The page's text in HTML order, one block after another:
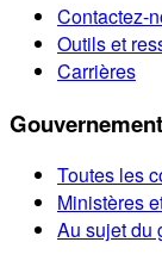
Contactez-
Outils et
Carrières
Toutes les
Ministères
Au sujet du